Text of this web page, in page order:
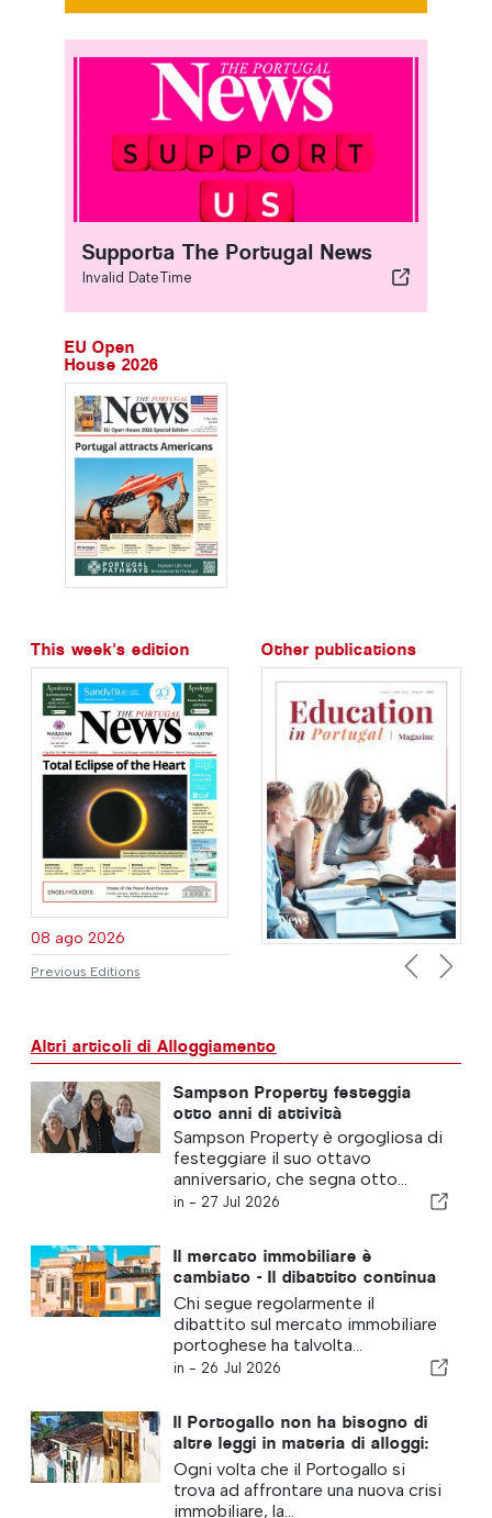
Supporta The Portugal News
Invalid DateTime
EU Open
House 2026
This week's edition
08 ago 2026
Previous Editions
Other publications
Previous
Next
Altri articoli di Alloggiamento
Sampson Property festeggia
otto anni di attività
Sampson Property è orgogliosa di
festeggiare il suo ottavo
anniversario, che segna otto...
in - 27 Jul 2026
Il mercato immobiliare è
cambiato - Il dibattito continua
a guardarsi al passato
Chi segue regolarmente il
dibattito sul mercato immobiliare
portoghese ha talvolta...
in - 26 Jul 2026
Il Portogallo non ha bisogno di
altre leggi in materia di alloggi:
deve passare all’azione!
Ogni volta che il Portogallo si
trova ad affrontare una nuova crisi
immobiliare, la...